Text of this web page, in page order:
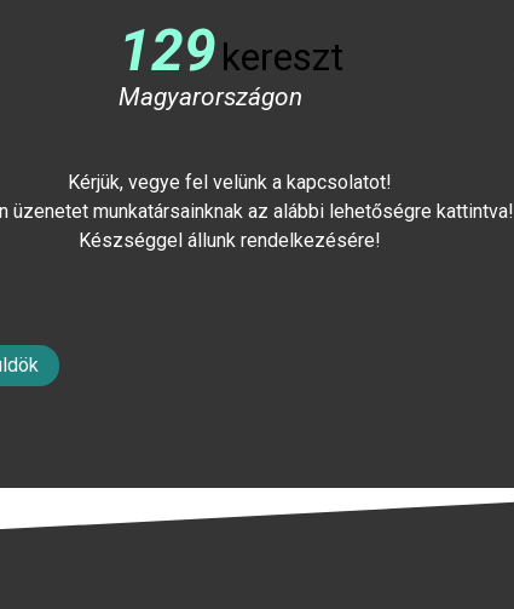
129kereszt
Magyarországon
Kérjük, vegye fel velünk a kapcsolatot!
üzenetet munkatársainknak az alábbi lehetőségre kattintva!
Készséggel állunk rendelkezésére!